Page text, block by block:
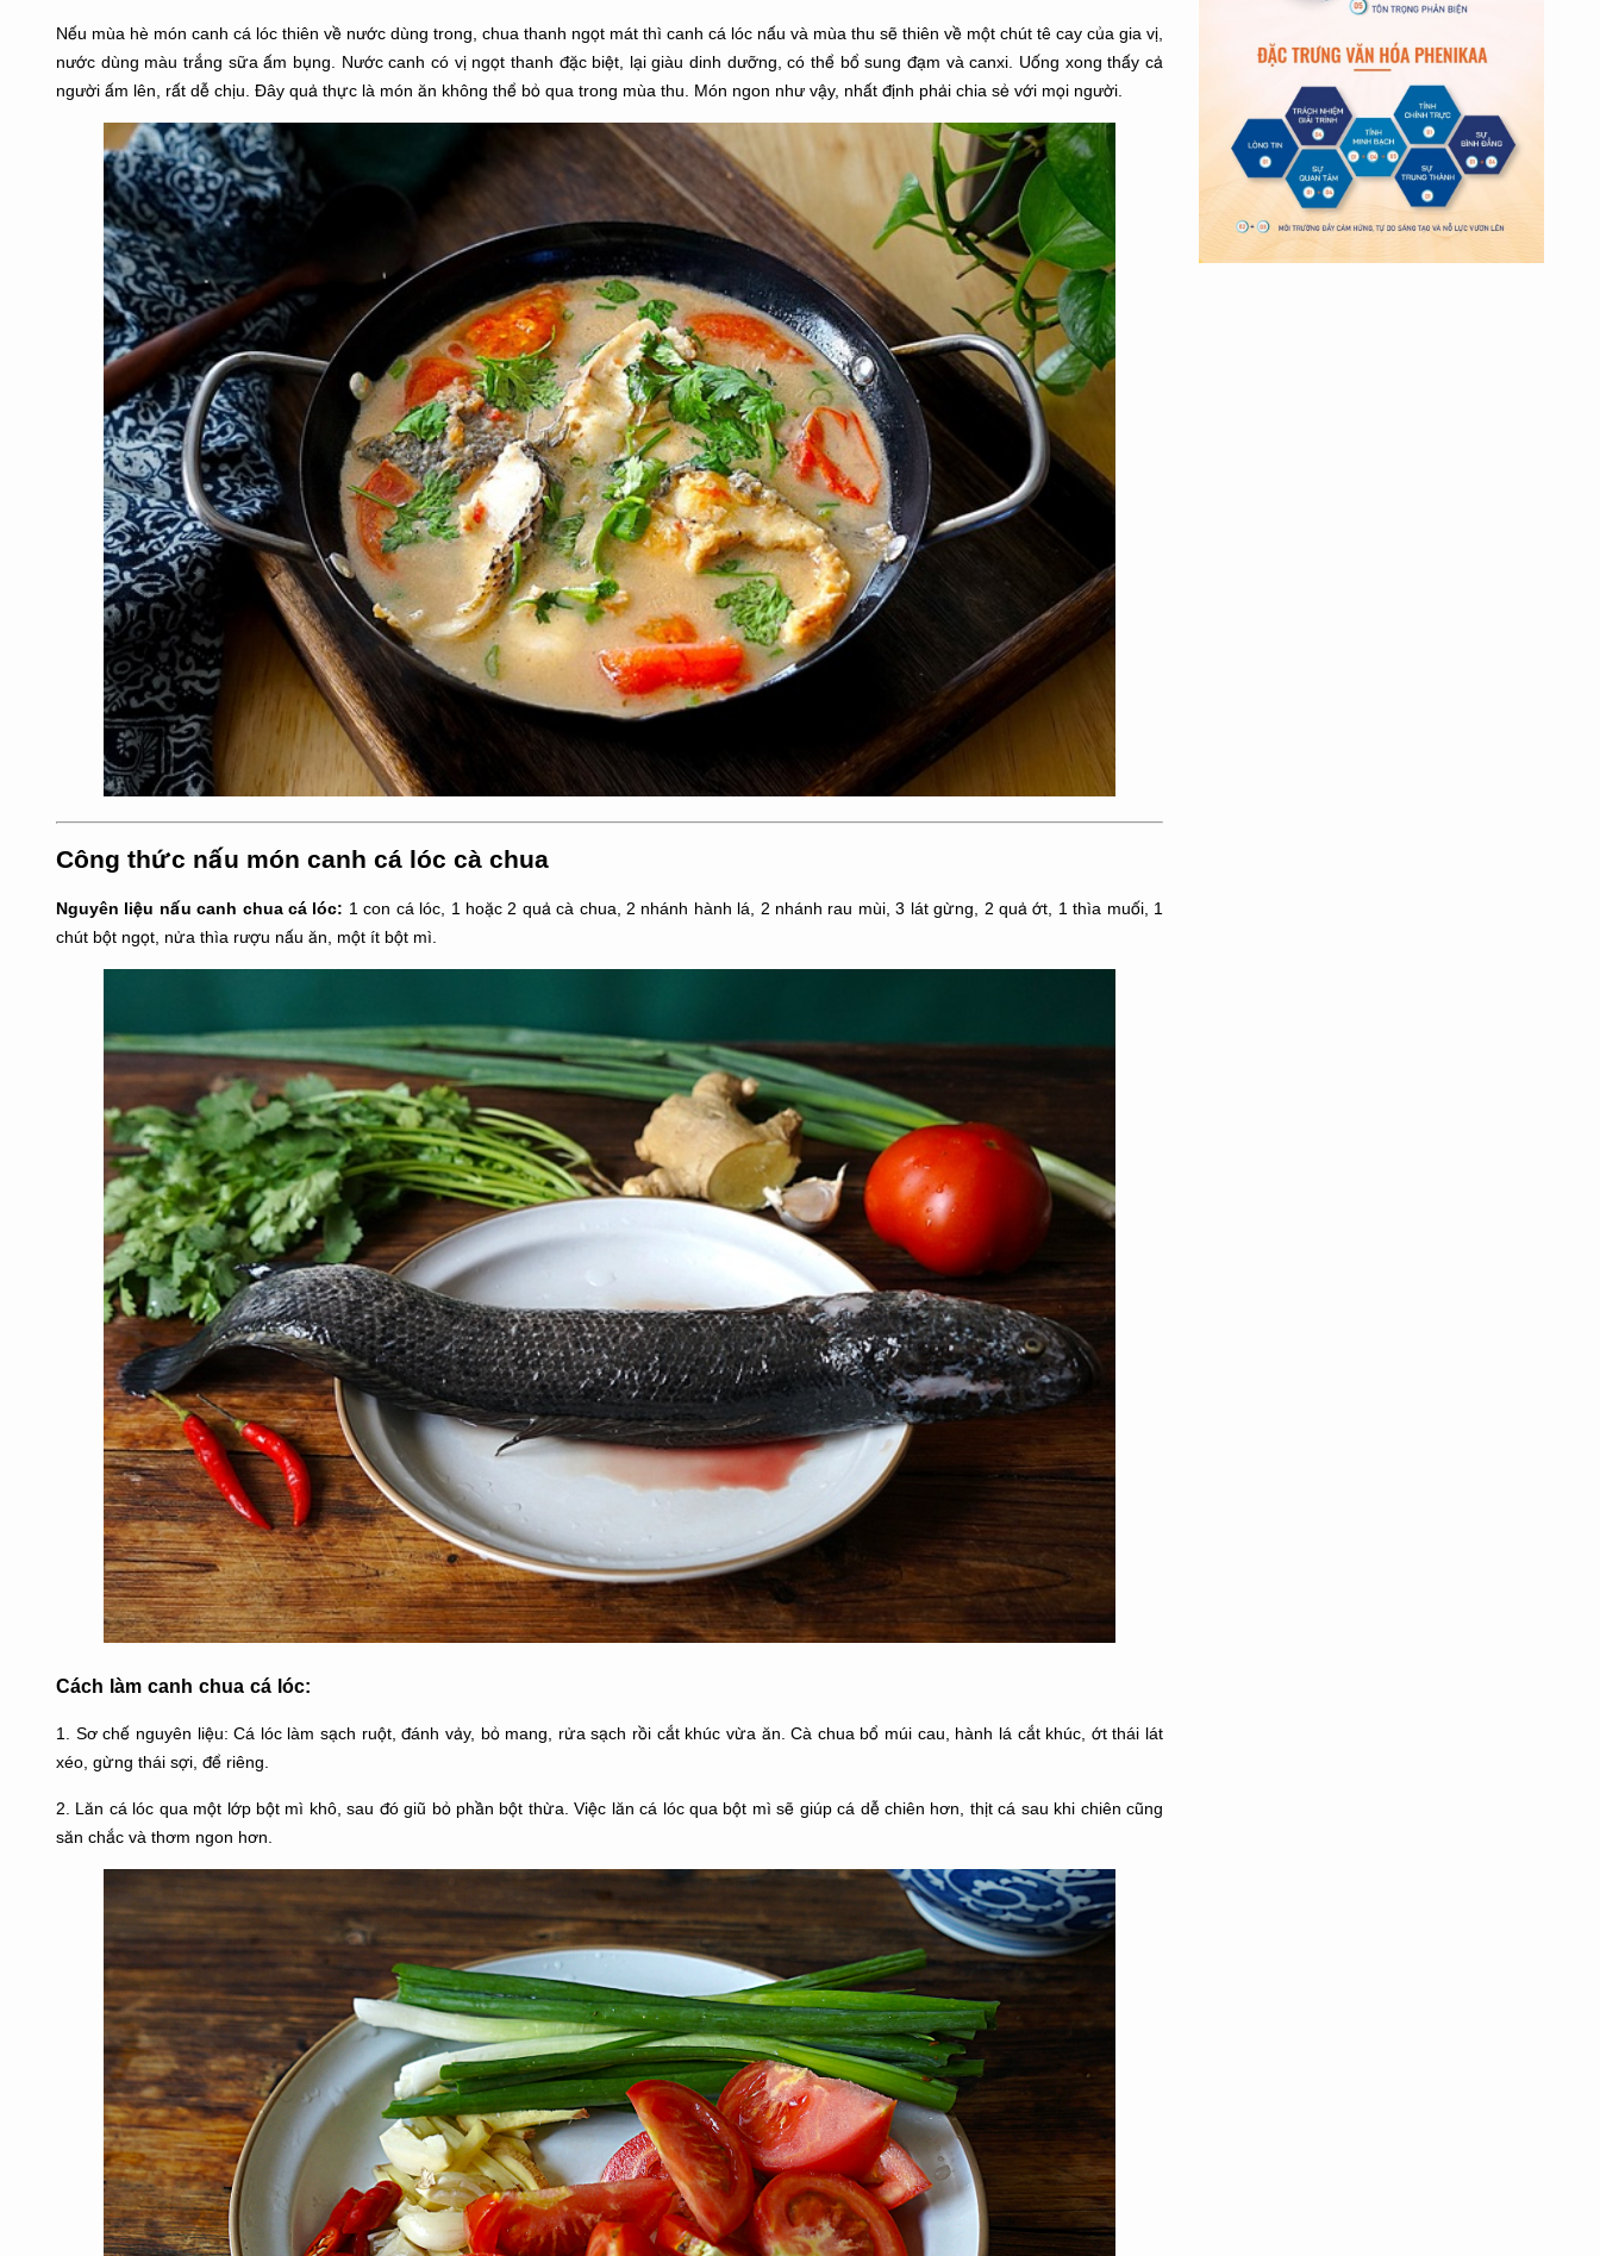
Nếu mùa hè món canh cá lóc thiên về nước dùng trong, chua thanh ngọt mát thì canh cá lóc nấu và mùa thu sẽ thiên về một chút tê cay của gia vị,
nước dùng màu trắng sữa ấm bụng. Nước canh có vị ngọt thanh đặc biệt, lại giàu dinh dưỡng, có thể bổ sung đạm và canxi. Uống xong thấy cả
người ấm lên, rất dễ chịu. Đây quả thực là món ăn không thể bỏ qua trong mùa thu. Món ngon như vậy, nhất định phải chia sẻ với mọi người.
Công thức nấu món canh cá lóc cà chua
Nguyên liệu nấu canh chua cá lóc: 1 con cá lóc, 1 hoặc 2 quả cà chua, 2 nhánh hành lá, 2 nhánh rau mùi, 3 lát gừng, 2 quả ớt, 1 thìa muối, 1
chút bột ngọt, nửa thìa rượu nấu ăn, một ít bột mì.
Cách làm canh chua cá lóc:
1. Sơ chế nguyên liệu: Cá lóc làm sạch ruột, đánh vảy, bỏ mang, rửa sạch rồi cắt khúc vừa ăn. Cà chua bổ múi cau, hành lá cắt khúc, ớt thái lát
xéo, gừng thái sợi, để riêng.
2. Lăn cá lóc qua một lớp bột mì khô, sau đó giũ bỏ phần bột thừa. Việc lăn cá lóc qua bột mì sẽ giúp cá dễ chiên hơn, thịt cá sau khi chiên cũng
săn chắc và thơm ngon hơn.